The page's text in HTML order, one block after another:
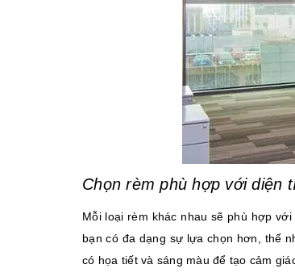
Chọn rèm phù hợp với diện
Mỗi loại rèm khác nhau sẽ phù hợp
bạn có đa dạng sự lựa chọn hơn, thế
có họa tiết và sáng màu để tạo cảm